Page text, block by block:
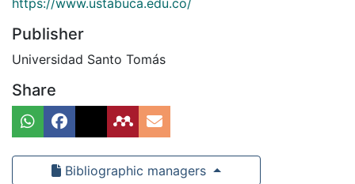
https://www.ustabuca.edu.co/
Publisher
Universidad Santo Tomás
Share
Bibliographic managers